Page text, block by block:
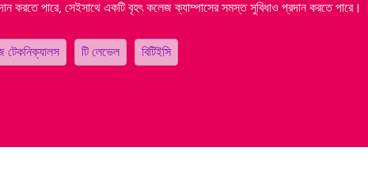
করতে পারে, সেইসাথে একটি বৃহৎ কলেজ ক্যাম্পাসের সমস্ত সুবিধাও প্রদান করতে পারে।
টেকনিক্যালস টি লেভেল বিটিইসি